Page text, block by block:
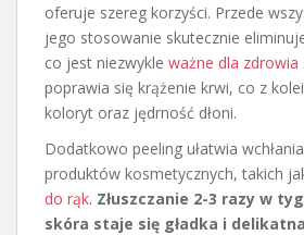
oferuje szereg korzyści. Przede
jego stosowanie skutecznie
co jest niezwykle ważne dla zdrowia
poprawia się krążenie krwi, co z
koloryt oraz jędrność dłoni.
Dodatkowo peeling ułatwia
produktów kosmetycznych, takich
do rąk. Złuszczanie 2-3 razy w
skóra staje się gładka i